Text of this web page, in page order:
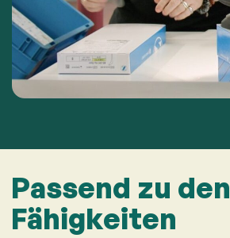
Passend zu den
Fähigkeiten